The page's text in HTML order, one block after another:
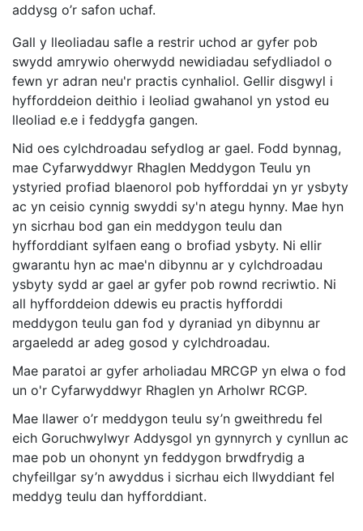
addysg o’r safon uchaf.
Gall y lleoliadau safle a restrir uchod ar gyfer pob
swydd amrywio oherwydd newidiadau sefydliadol o
fewn yr adran neu'r practis cynhaliol. Gellir disgwyl i
hyfforddeion deithio i leoliad gwahanol yn ystod eu
lleoliad e.e i feddygfa gangen.
Nid oes cylchdroadau sefydlog ar gael. Fodd bynnag,
mae Cyfarwyddwyr Rhaglen Meddygon Teulu yn
ystyried profiad blaenorol pob hyfforddai yn yr ysbyty
ac yn ceisio cynnig swyddi sy'n ategu hynny. Mae hyn
yn sicrhau bod gan ein meddygon teulu dan
hyfforddiant sylfaen eang o brofiad ysbyty. Ni ellir
gwarantu hyn ac mae'n dibynnu ar y cylchdroadau
ysbyty sydd ar gael ar gyfer pob rownd recriwtio. Ni
all hyfforddeion ddewis eu practis hyfforddi
meddygon teulu gan fod y dyraniad yn dibynnu ar
argaeledd ar adeg gosod y cylchdroadau.
Mae paratoi ar gyfer arholiadau MRCGP yn elwa o fod
un o'r Cyfarwyddwyr Rhaglen yn Arholwr RCGP.
Mae llawer o’r meddygon teulu sy’n gweithredu fel
eich Goruchwylwyr Addysgol yn gynnyrch y cynllun ac
mae pob un ohonynt yn feddygon brwdfrydig a
chyfeillgar sy’n awyddus i sicrhau eich llwyddiant fel
meddyg teulu dan hyfforddiant.